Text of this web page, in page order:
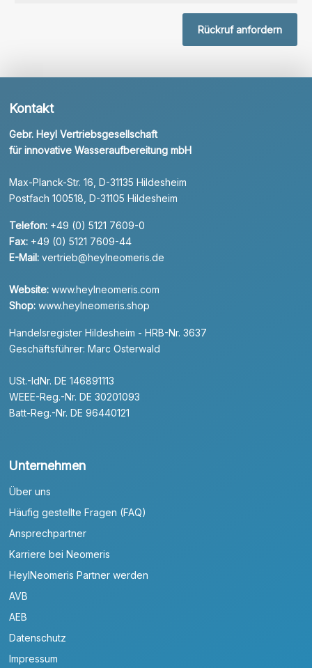
Rückruf anfordern
Kontakt
Gebr. Heyl Vertriebsgesellschaft
für innovative Wasseraufbereitung mbH
Max-Planck-Str. 16, D-31135 Hildesheim
Postfach 100518, D-31105 Hildesheim
Telefon: +49 (0) 5121 7609-0
Fax: +49 (0) 5121 7609-44
E-Mail: vertrieb@heylneomeris.de
Website: www.heylneomeris.com
Shop: www.heylneomeris.shop
Handelsregister Hildesheim - HRB-Nr. 3637
Geschäftsführer: Marc Osterwald
USt.-IdNr. DE 146891113
WEEE-Reg.-Nr. DE 30201093
Batt-Reg.-Nr. DE 96440121
Unternehmen
Über uns
Häufig gestellte Fragen (FAQ)
Ansprechpartner
Karriere bei Neomeris
HeylNeomeris Partner werden
AVB
AEB
Datenschutz
Impressum